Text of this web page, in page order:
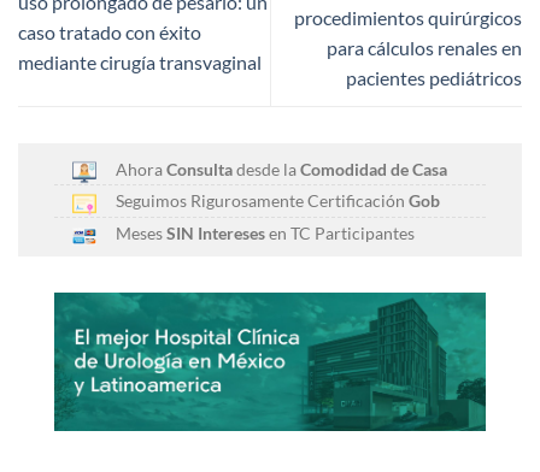
caso tratado con éxito
mediante cirugía transvaginal
procedimientos quirúrgicos
para cálculos renales en
pacientes pediátricos
AhoraConsultadesde laComodidad de Casa
Seguimos Rigurosamente Certificación Gob
MesesSIN Interesesen TC Participantes